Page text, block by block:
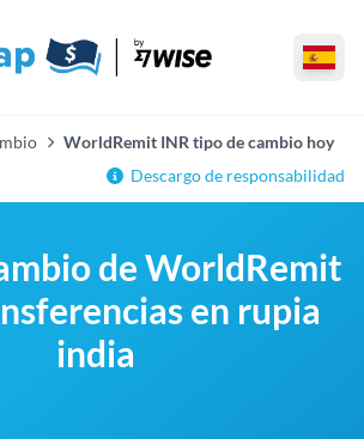
WorldRemit INR tipo de cambio hoy
Descargo de responsabilidad
de WorldRemit
en rupia
india